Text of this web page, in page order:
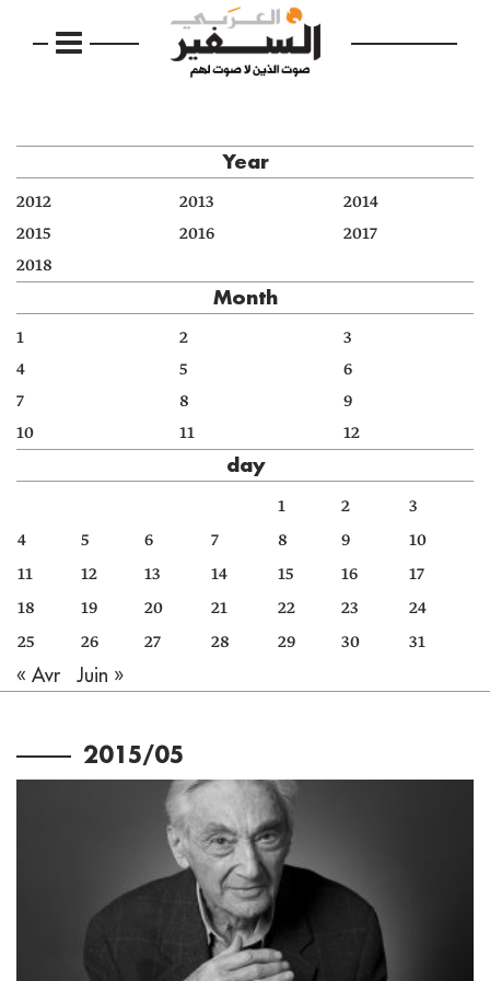
Year
2012 2013
2014
2015
2016
2017
2018
Month
1 2
3
4
5
6
7
8
9
10
11 12
day
1 2
3
4
5 6 7 8 9
10
11
12 13 14 15 16
17
18
19 20 21 22 23
24
25
26 27 28 29 30 31
« Avr Juin »
2015/05